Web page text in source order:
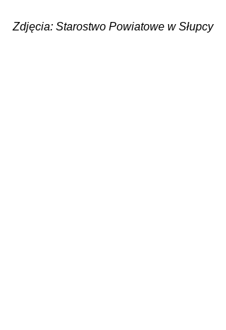
Zdjęcia: Starostwo Powiatowe w Słupcy